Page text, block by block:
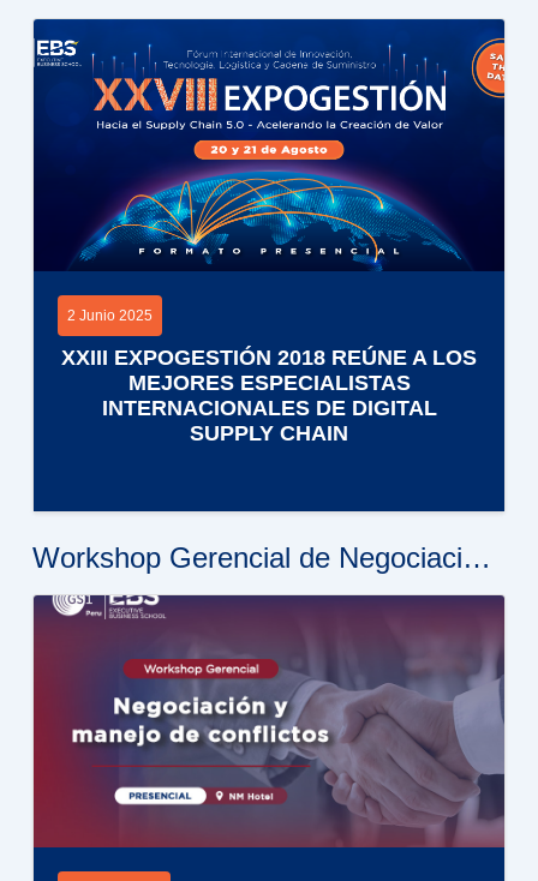
2 Junio 2025
XXIII EXPOGESTIÓN 2018 REÚNE A LOS
MEJORES ESPECIALISTAS
INTERNACIONALES DE DIGITAL
SUPPLY CHAIN
Workshop Gerencial de Negociación y Manejo de Conflictos